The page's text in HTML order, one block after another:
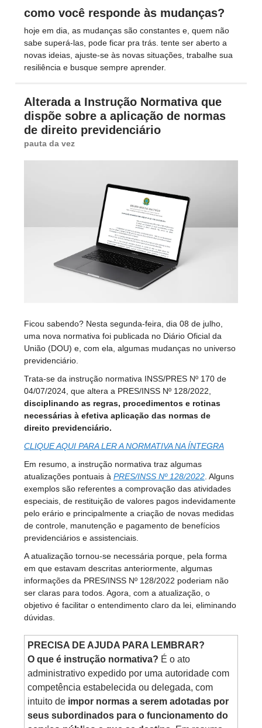
como você responde às mudanças?
hoje em dia, as mudanças são constantes e, quem não
sabe superá-las, pode ficar pra trás. tente ser aberto a
novas ideias, ajuste-se às novas situações, trabalhe sua
resiliência e busque sempre aprender.
Alterada a Instrução Normativa que
dispõe sobre a aplicação de normas
de direito previdenciário
pauta da vez
Ficou sabendo? Nesta segunda-feira, dia 08 de julho,
uma nova normativa foi publicada no Diário Oficial da
União (DOU) e, com ela, algumas mudanças no universo
previdenciário.
Trata-se da instrução normativa INSS/PRES Nº 170 de
04/07/2024, que altera a PRES/INSS Nº 128/2022,
disciplinando as regras, procedimentos e rotinas
necessárias à efetiva aplicação das normas de
direito previdenciário.
CLIQUE AQUI PARA LER A NORMATIVA NA ÍNTEGRA
Em resumo, a instrução normativa traz algumas
atualizações pontuais à PRES/INSS Nº 128/2022 . Alguns
exemplos são referentes a comprovação das atividades
especiais, de restituição de valores pagos indevidamente
pelo erário e principalmente a criação de novas medidas
de controle, manutenção e pagamento de benefícios
previdenciários e assistenciais.
A atualização tornou-se necessária porque, pela forma
em que estavam descritas anteriormente, algumas
informações da PRES/INSS Nº 128/2022 poderiam não
ser claras para todos. Agora, com a atualização, o
objetivo é facilitar o entendimento claro da lei, eliminando
dúvidas.
PRECISA DE AJUDA PARA LEMBRAR?
O que é instrução normativa? É o ato
administrativo expedido por uma autoridade com
competência estabelecida ou delegada, com
intuito de impor normas a serem adotadas por
seus subordinados para o funcionamento do